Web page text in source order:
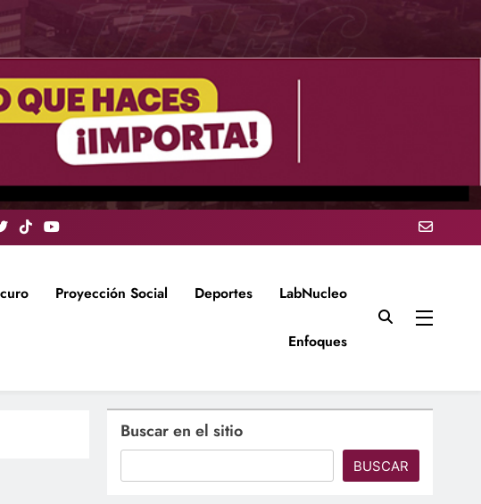
Proyección Social Deportes LabNucleo
Enfoques
Buscar en el sitio
BUSCAR